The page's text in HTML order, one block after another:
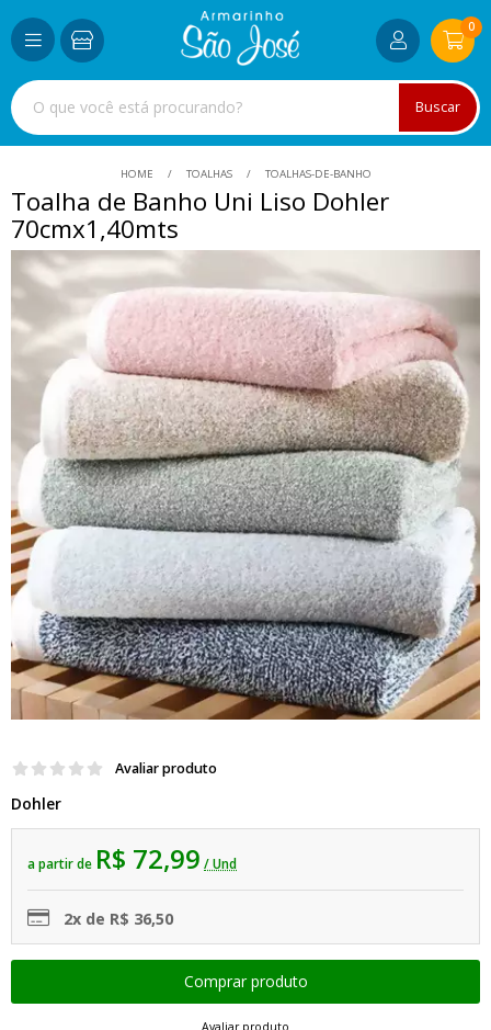
Buscar
0
HOME TOALHAS TOALHAS-DE-BANHO
Toalha de Banho Uni Liso Dohler
70cmx1,40mts
Avaliar produto
Dohler
a partir de R$ 72,99 / Und
2x de R$ 36,50
Avaliar produto